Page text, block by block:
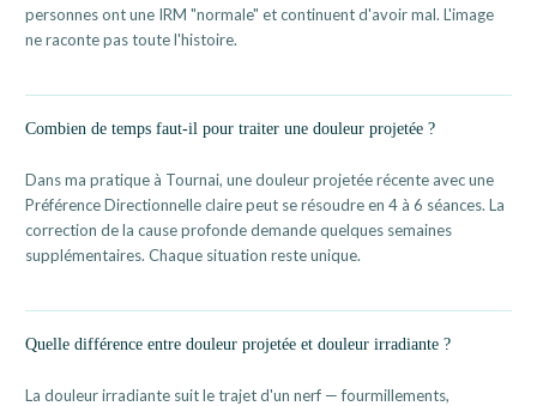
personnes ont une IRM "normale" et continuent d'avoir mal. L'image
ne raconte pas toute l'histoire.
Combien de temps faut-il pour traiter une douleur projetée ?
Dans ma pratique à Tournai, une douleur projetée récente avec une
Préférence Directionnelle claire peut se résoudre en 4 à 6 séances. La
correction de la cause profonde demande quelques semaines
supplémentaires. Chaque situation reste unique.
Quelle différence entre douleur projetée et douleur irradiante ?
La douleur irradiante suit le trajet d'un nerf — fourmillements,